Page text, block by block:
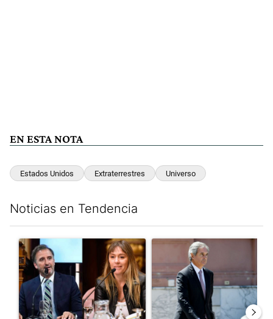
EN ESTA NOTA
Estados Unidos Extraterrestres Universo
Noticias en Tendencia
Un artículo de tendencia con el título "Di Tullio impugnó a
Un artículo de tendencia con